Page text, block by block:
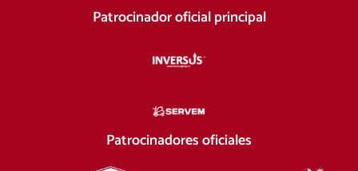
Patrocinador oficial principal
Patrocinadores oficiales